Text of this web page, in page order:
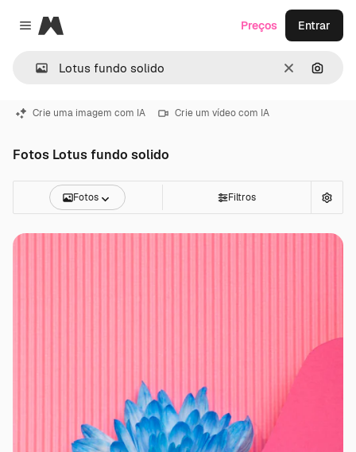
Close menu
Magnific
Limpar
Preços Entrar
Crie uma imagem com IA Crie um vídeo com IA
Fotos Lotus fundo solido
Fotos Filtros